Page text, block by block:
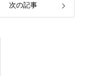
次の記事